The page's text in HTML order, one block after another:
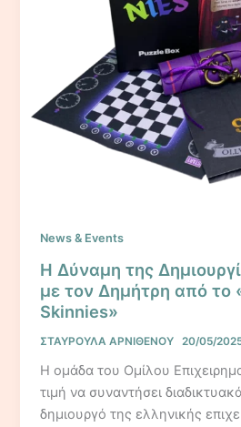
News & Events
Η Δύναμη της
με τον Δημήτρη από το
Skinnies»
ΣΤΑΥΡΟΥΛΑ ΑΡΝΙΘΕΝΟΥ 20/05/
Η ομάδα του Ομίλου
τιμή να συναντήσει
δημιουργό της ελληνικής